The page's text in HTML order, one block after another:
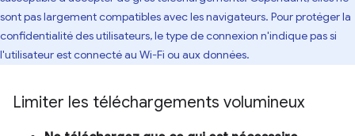
sont pas largement compatibles avec les navigateurs. Pour protéger la
confidentialité des utilisateurs, le type de connexion n'indique pas si
l'utilisateur est connecté au Wi-Fi ou aux données.
Limiter les téléchargements volumineux